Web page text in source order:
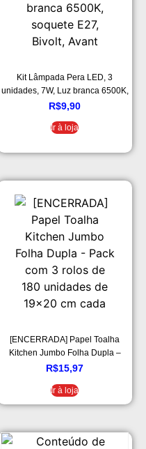
Kit Lâmpada Pera LED, 3
unidades, 7W, Luz branca 6500K,
soquete E27, Bivolt, Avant
R$9,90
Ir à loja
[ENCERRADA] Papel Toalha
Kitchen Jumbo Folha Dupla –
Pack com 3 rolos de 180
R$15,97
Ir à loja